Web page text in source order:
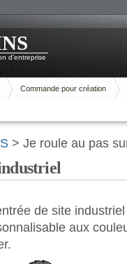
d'entreprise
Commande pour création
> Je roule au pas
de site
aux